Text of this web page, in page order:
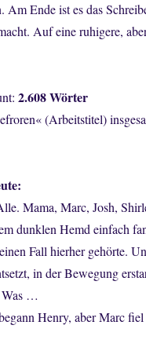
Am Ende ist es das
Auf eine ruhigere,
2.608 Wörter
(Arbeitstitel)
Mama, Marc, Josh,
dunklen Hemd einfach
Fall hierher gehörte.
in der Bewegung
Was …
Henry, aber Marc